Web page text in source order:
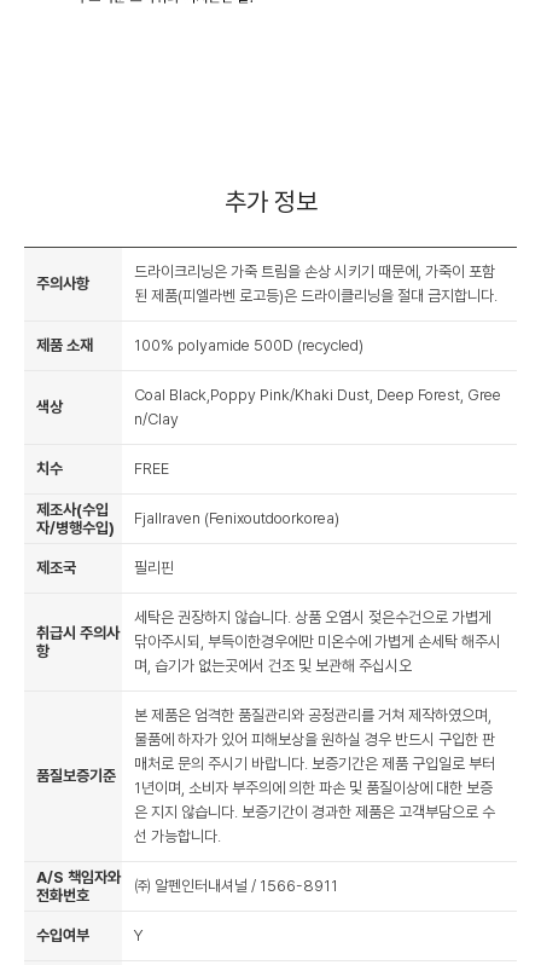
추가 정보
주의사항
드라이크리닝은 가죽 트림을 손상 시키기 때문에, 가죽이 포함
된 제품(피엘라벤 로고등)은 드라이클리닝을 절대 금지합니다.
제품 소재 100% polyamide 500D (recycled)
색상
Coal Black,Poppy Pink/Khaki Dust, Deep Forest, Gree
n/Clay
치수 FREE
제조사(수입
자/병행수입)
Fjallraven (Fenixoutdoorkorea)
제조국 필리핀
취급시 주의사
항
세탁은 권장하지 않습니다. 상품 오염시 젖은수건으로 가볍게
닦아주시되, 부득이한경우에만 미온수에 가볍게 손세탁 해주시
며, 습기가 없는곳에서 건조 및 보관해 주십시오
품질보증기준
본 제품은 엄격한 품질관리와 공정관리를 거쳐 제작하였으며,
물품에 하자가 있어 피해보상을 원하실 경우 반드시 구입한 판
매처로 문의 주시기 바랍니다. 보증기간은 제품 구입일로 부터
1년이며, 소비자 부주의에 의한 파손 및 품질이상에 대한 보증
은 지지 않습니다. 보증기간이 경과한 제품은 고객부담으로 수
선 가능합니다.
A/S 책임자와
전화번호
㈜ 알펜인터내셔널 / 1566-8911
수입여부 Y